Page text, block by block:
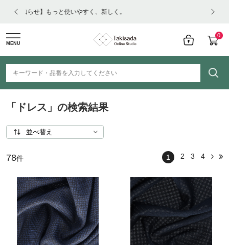
【重要】夏季休業のお知らせ
0
MENU
「ドレス」の検索結果
78件 1 2 3 4